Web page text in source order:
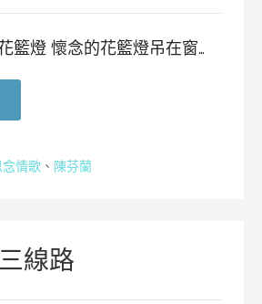
籃燈 懷念的花籃燈吊在窗…
念情歌 、 陳芬蘭
線路